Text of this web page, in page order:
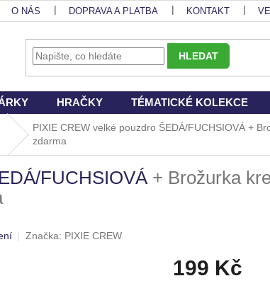
O NÁS DOPRAVA A PLATBA KONTAKT
HLEDAT
HRAČKY TÉMATICKÉ KOLEKCE
PIXIE CREW velké pouzdro ŠEDÁ/FUCHSIOVÁ+
zdarma
FUCHSIOVÁ + Brožurka
Značka: PIXIE CREW
199 Kč